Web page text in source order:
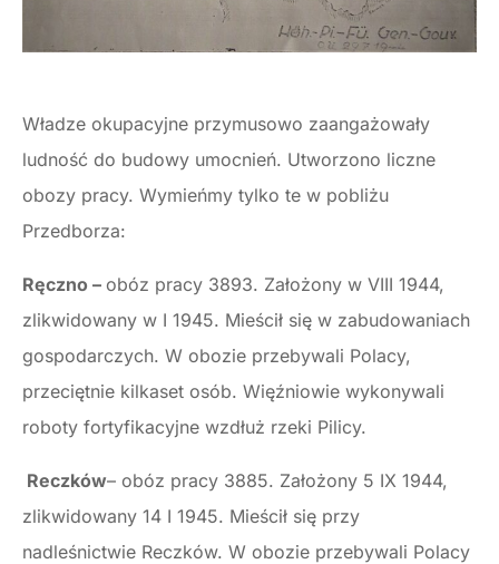
Władze okupacyjne przymusowo zaangażowały
ludność do budowy umocnień. Utworzono liczne
obozy pracy. Wymieńmy tylko te w pobliżu
Przedborza:
Ręczno – obóz pracy 3893. Założony w VIII 1944,
zlikwidowany w I 1945. Mieścił się w zabudowaniach
gospodarczych. W obozie przebywali Polacy,
przeciętnie kilkaset osób. Więźniowie wykonywali
roboty fortyfikacyjne wzdłuż rzeki Pilicy.
Reczków– obóz pracy 3885. Założony 5 IX 1944,
zlikwidowany 14 I 1945. Mieścił się przy
nadleśnictwie Reczków. W obozie przebywali Polacy